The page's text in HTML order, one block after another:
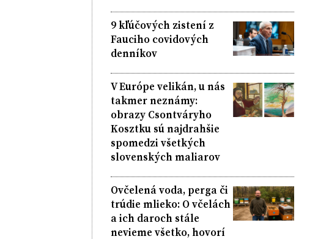
9 kľúčových zistení z
Fauciho covidových
denníkov
V Európe velikán, u nás
takmer neznámy:
obrazy Csontváryho
Kosztku sú najdrahšie
spomedzi všetkých
slovenských maliarov
Ovčelená voda, perga či
trúdie mlieko: O včelách
a ich daroch stále
nevieme všetko, hovorí